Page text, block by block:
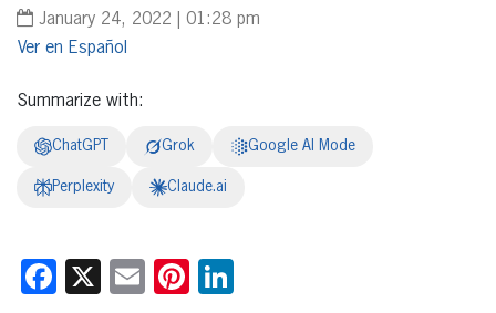
January 24, 2022 | 01:28 pm
Español
Summarize with:
ChatGPT Grok Google AI Mode
Perplexity Claude.ai
Facebook
X EmailPinterest